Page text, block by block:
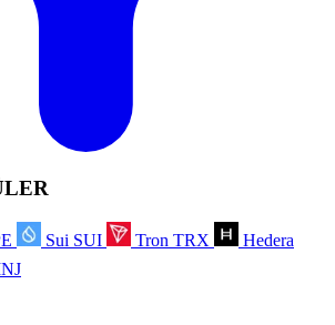
Sui SUI Tron TRX
Hedera